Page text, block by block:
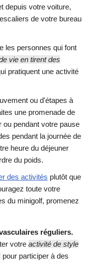
depuis votre voiture,
de votre bureau
les personnes qui font
vie en tirent des
pratiquent une activité
ou d'étapes à
une promenade de
ou pendant votre pause
pendant la journée de
heure du déjeuner
du poids.
des activités plutôt que
toute votre
du minigolf, promenez
réguliers.
votre activité de style
pour participer à des